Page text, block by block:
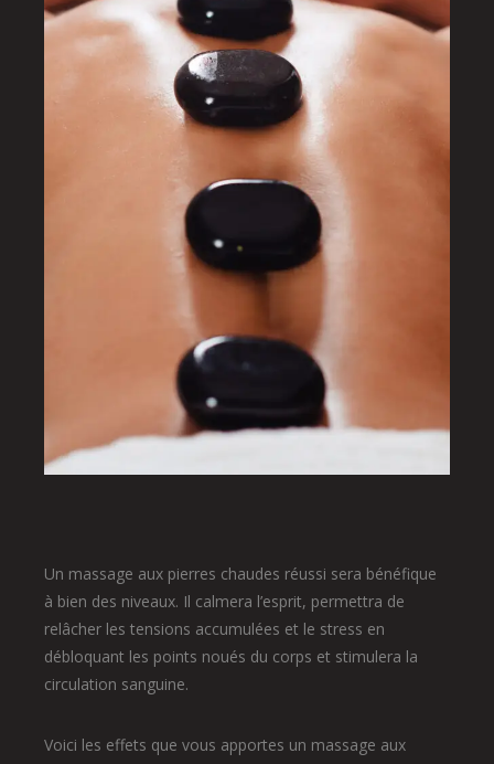
Un massage aux pierres chaudes réussi sera bénéfique
à bien des niveaux. Il calmera l’esprit, permettra de
relâcher les tensions accumulées et le stress en
débloquant les points noués du corps et stimulera la
circulation sanguine.
Voici les effets que vous apportes un massage aux